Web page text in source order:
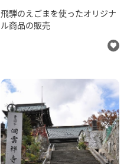
飛騨のえごまを使ったオリジナ
ル商品の販売